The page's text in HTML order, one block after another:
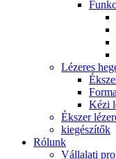
Lézeres
Kézi
Ékszer
kiegészítők
Rólunk
Vállalati